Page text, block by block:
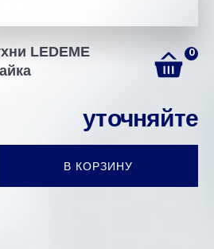
LEDEME
0
уточняйте
В КОРЗИНУ